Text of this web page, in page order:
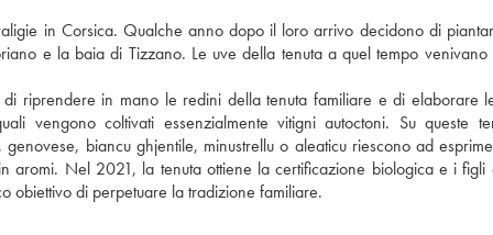
in Corsica. Qualche anno dopo il loro arrivo decidono di
e la baia di Tizzano. Le uve della tenuta a quel tempo venivano
riprendere in mano le redini della tenuta familiare e di elaborare
vengono coltivati essenzialmente vitigni autoctoni. Su queste
biancu ghjentile, minustrellu o aleaticu riescono ad
aromi. Nel 2021, la tenuta ottiene la certificazione biologica e i figli
obiettivo di perpetuare la tradizione familiare.